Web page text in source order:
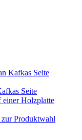
Seite
Produktwahl